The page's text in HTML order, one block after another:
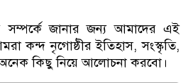
সম্পর্কে জানার জন্য আমাদের এই
কন্দ নৃগোষ্ঠীর ইতিহাস, সংস্কৃতি,
কিছু নিয়ে আলোচনা করবো।